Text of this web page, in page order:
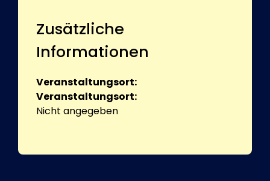
Zusätzliche
Informationen
Veranstaltungsort:
Veranstaltungsort:
Nicht angegeben